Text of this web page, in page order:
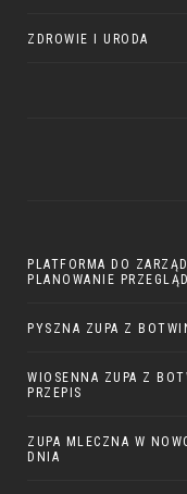
ZDROWIE I URODA
PLATFORMA DO
PLANOWANIE
PYSZNA ZUPA Z
WIOSENNA ZUPA Z
PRZEPIS
ZUPA MLECZNA W
DNIA